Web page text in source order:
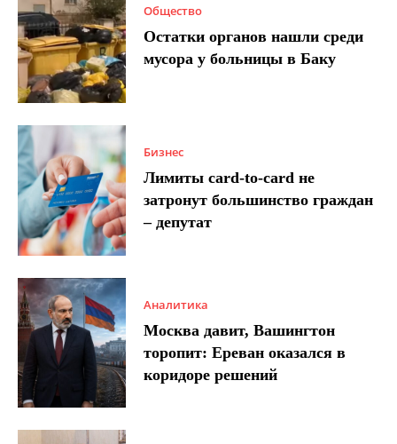
Общество
Остатки органов нашли среди
мусора у больницы в Баку
Бизнес
Лимиты card-to-card не
затронут большинство граждан
– депутат
Аналитика
Москва давит, Вашингтон
торопит: Ереван оказался в
коридоре решений